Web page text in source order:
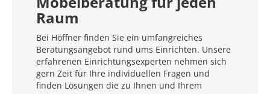
Raum
Bei Höffner finden Sie ein umfangreiches
Beratungsangebot rund ums Einrichten. Unsere
erfahrenen Einrichtungsexperten nehmen sich
gern Zeit für Ihre individuellen Fragen und
finden Lösungen die zu Ihnen und Ihrem